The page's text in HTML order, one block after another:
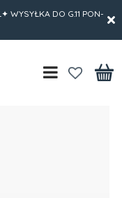
WYSYŁKA DO G.11 PON-